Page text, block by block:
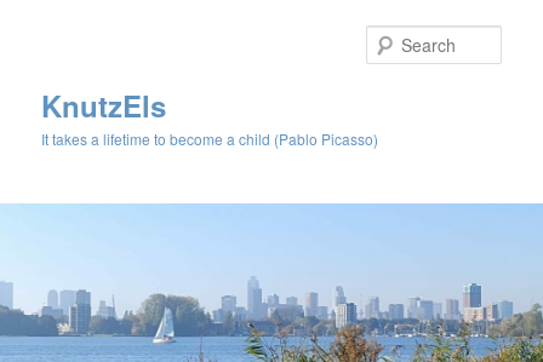
KnutzEls
It takes a lifetime to become a child (Pablo Picasso)